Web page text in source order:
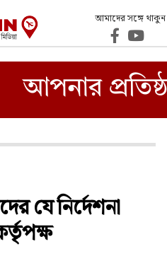
আমাদের সঙ্গে থাকুন
যে নির্দেশনা